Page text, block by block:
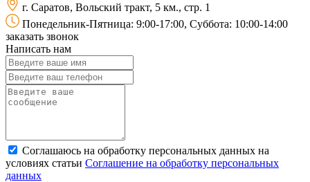
г. Саратов, Вольский тракт, 5 км., стр. 1
Понедельник-Пятница: 9:00-17:00, Суббота: 10:00-14:00
заказать звонок
Написать нам
Соглашаюсь на обработку персональных данных на
условиях статьи Соглашение на обработку персональных
данных